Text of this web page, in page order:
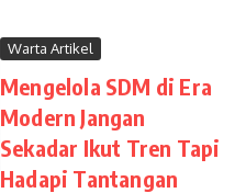
Warta Artikel
Mengelola SDM di Era
Modern Jangan
Sekadar Ikut Tren Tapi
Hadapi Tantangan